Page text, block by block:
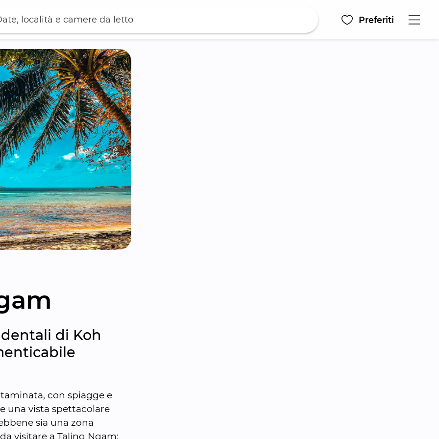
località e camere da letto Preferiti
di Koh
con spiagge e
una vista spettacolare
sia una zona
visitare a Taling Ngam: